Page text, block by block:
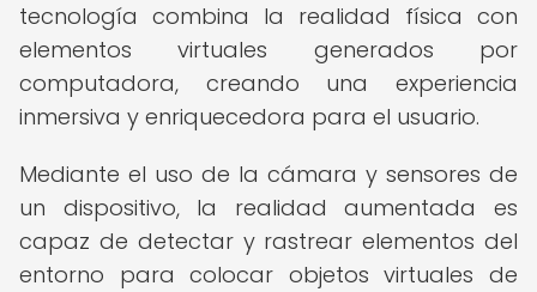
tecnología combina la realidad física con
elementos virtuales generados por
computadora, creando una experiencia
inmersiva y enriquecedora para el usuario.
Mediante el uso de la cámara y sensores de
un dispositivo, la realidad aumentada es
capaz de detectar y rastrear elementos del
entorno para colocar objetos virtuales de